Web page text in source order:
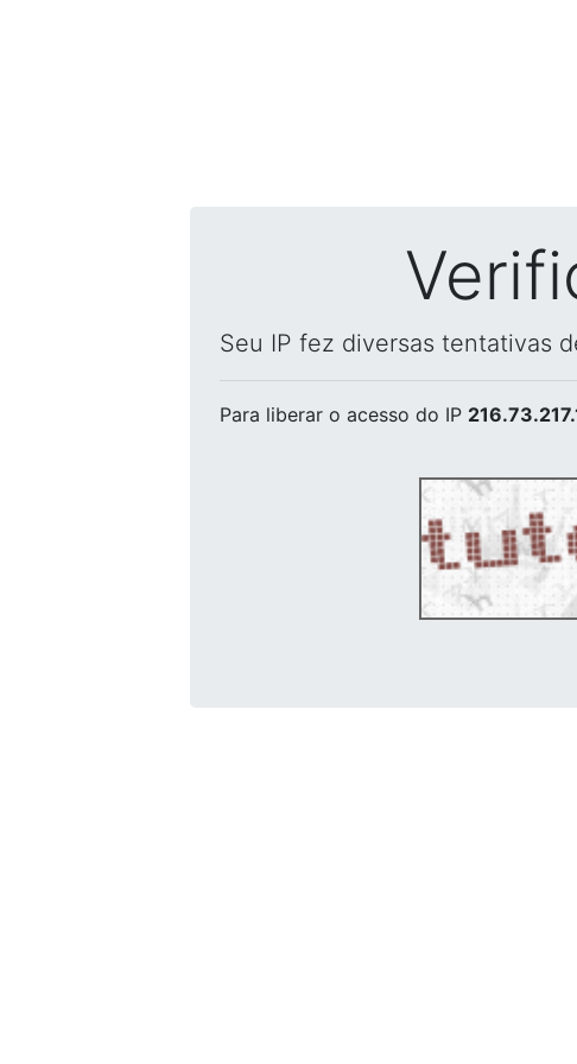
Seu IP fez diversas tentativas
Para liberar o acesso do IP